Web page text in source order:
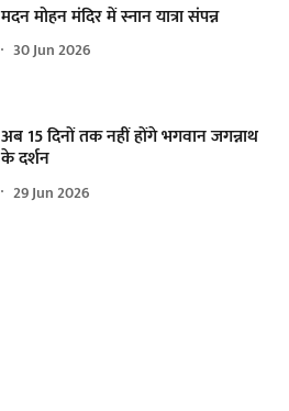
मदन मोहन मंदिर में स्नान यात्रा संपन्न
30 Jun 2026
अब 15 दिनों तक नहीं होंगे भगवान जगन्नाथ
के दर्शन
29 Jun 2026